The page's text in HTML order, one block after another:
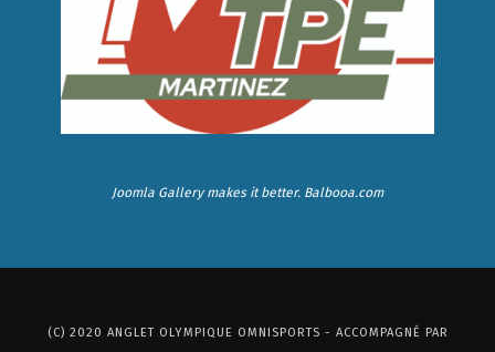
Joomla Gallerymakes it better. Balbooa.com
(C) 2020 ANGLET OLYMPIQUE OMNISPORTS - ACCOMPAGNÉ PAR